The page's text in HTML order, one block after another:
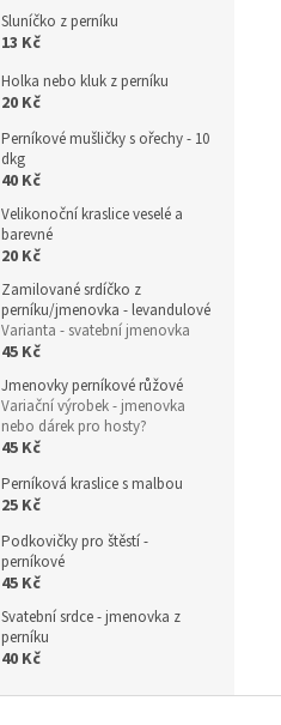
Sluníčko z perníku
13 Kč
Holka nebo kluk z perníku
20 Kč
Perníkové mušličky s ořechy - 10
dkg
40 Kč
Velikonoční kraslice veselé a
barevné
20 Kč
Zamilované srdíčko z
perníku/jmenovka - levandulové
Varianta - svatební jmenovka
45 Kč
Jmenovky perníkové růžové
Variační výrobek - jmenovka
nebo dárek pro hosty?
45 Kč
Perníková kraslice s malbou
25 Kč
Podkovičky pro štěstí -
perníkové
45 Kč
Svatební srdce - jmenovka z
perníku
40 Kč